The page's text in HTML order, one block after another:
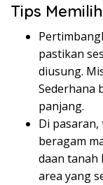
Tips
pastikan
diusung.
Sederhana
panjang.
Di
beragam
daan tanah
area yang